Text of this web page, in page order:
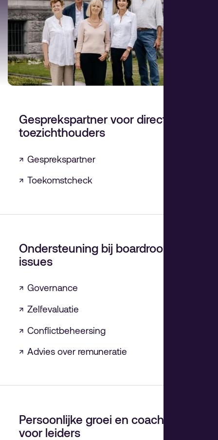
Gesprekspartner voor directies en
toezichthouders
↗ Gesprekspartner
↗ Toekomstcheck
Ondersteuning bij boardroom-
issues
↗ Governance
↗ Zelfevaluatie
↗ Conflictbeheersing
↗ Advies over remuneratie
Persoonlijke groei en coaching
voor leiders